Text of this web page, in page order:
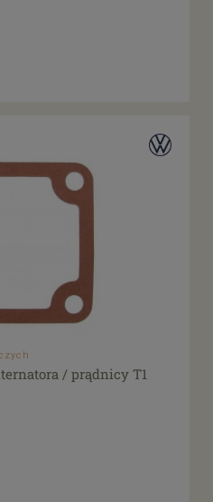
/ prądnicy T1